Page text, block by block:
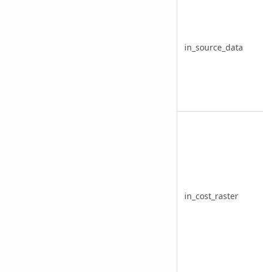
in_source_data
in_cost_raster